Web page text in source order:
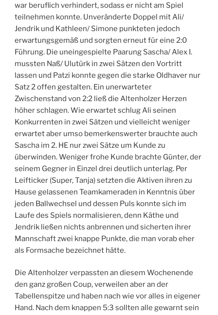
war beruflich verhindert, sodass er nicht am Spiel
teilnehmen konnte. Unveränderte Doppel mit Ali/
Jendrik und Kathleen/ Simone punkteten jedoch
erwartungsgemäß und sorgten erneut für eine 2:0
Führung. Die uneingespielte Paarung Sascha/ Alex I.
mussten Naß/ Ulutürk in zwei Sätzen den Vortritt
lassen und Patzi konnte gegen die starke Oldhaver nur
Satz 2 offen gestalten. Ein unerwarteter
Zwischenstand von 2:2 ließ die Altenholzer Herzen
höher schlagen. Wie erwartet schlug Ali seinen
Konkurrenten in zwei Sätzen und vielleicht weniger
erwartet aber umso bemerkenswerter brauchte auch
Sascha im 2. HE nur zwei Sätze um Kunde zu
überwinden. Weniger frohe Kunde brachte Günter, der
seinem Gegner in Einzel drei deutlich unterlag. Per
Leifticker (Super, Tanja) setzten die Aktiven ihren zu
Hause gelassenen Teamkameraden in Kenntnis über
jeden Ballwechsel und dessen Puls konnte sich im
Laufe des Spiels normalisieren, denn Käthe und
Jendrik ließen nichts anbrennen und sicherten ihrer
Mannschaft zwei knappe Punkte, die man vorab eher
als Formsache bezeichnet hätte.
Die Altenholzer verpassten an diesem Wochenende
den ganz großen Coup, verweilen aber an der
Tabellenspitze und haben nach wie vor alles in eigener
Hand. Nach dem knappen 5:3 sollten alle gewarnt sein